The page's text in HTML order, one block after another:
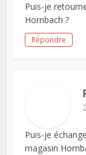
Puis-je
Hornbach ?
Répondre
Puis-je
magasin